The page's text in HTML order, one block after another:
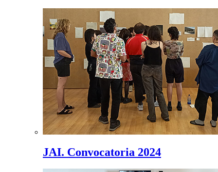
JAI. Convocatoria 2024